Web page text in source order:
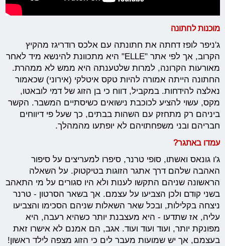
מוכנות לחתונה
ג'ניפר לופז דחתה את חתונתה עם אלכס רודריגז מהקיץ
הקרוב, אך לפי אתר "ELLE" היא מתכוונת להינשא מיד לאחר
מאורעות הקרונה, למרות שלטענתה היא ממש לא ממהרת.
החתונה הייתה אמורה להיות טקס איטלקי (אירוני) שכאמור
נאלצה להידחות. במקביל, דווח כי בן הזוג של דמי לובאטו,
מקס, עשוי להציע לכוכבת נישואים כשיסתיים המשבר. הקשר
ביניהם רק מתחזק עם השהות בבתים, כך שעל פי דיווחים
חבריהם ובני משפחתויהם לא יופתעו מהמהלך.
עמדו באתגר?
ג'ו גונאס ואשתו, סופי טרנר, סיפרו למעריצים על סיפור
האהבה שלהם דרך אתגר הזוגות בטיקטוק. על השאלה
הראשונה שניהם התקשו לענות ולא היו סגורים על מי התאהב
בשני קודם ולכן הצביעו על עצמם. אך בשאר הסרטון - טרנר
ניצחה בקלילות, ובכל שאר השאלות שניהם הסכימו והצביעו
עליה, אז שתדעו - היא מעצבנת יותר כשהיא רעבה, היא
מפונקת יותר, ועוד ועוד ועוד. אגב, הם אמנם לא אישרו זאת
בעצמם, אך יש שמועות מעבר לים כי הזוג מצפה לילד ראשון!